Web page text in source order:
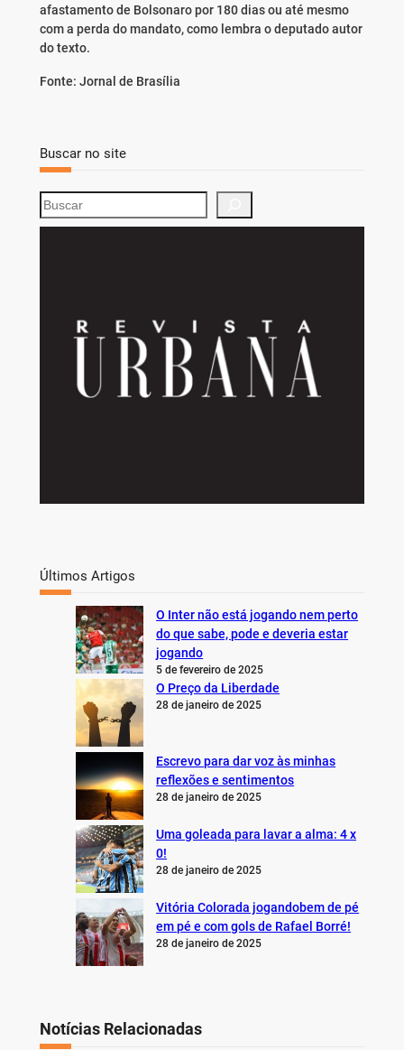
afastamento de Bolsonaro por 180 dias ou até mesmo
com a perda do mandato, como lembra o deputado autor
do texto.
Fonte: Jornal de Brasília
Buscar no site
S
e
Últimos Artigos
O Inter não está jogando nem perto
do que sabe, pode e deveria estar
jogando
5 de fevereiro de 2025
O Preço da Liberdade
28 de janeiro de 2025
Escrevo para dar voz às minhas
reflexões e sentimentos
28 de janeiro de 2025
Uma goleada para lavar a alma: 4 x
0!
28 de janeiro de 2025
Vitória Colorada jogandobem de pé
em pé e com gols de Rafael Borré!
28 de janeiro de 2025
Notícias Relacionadas